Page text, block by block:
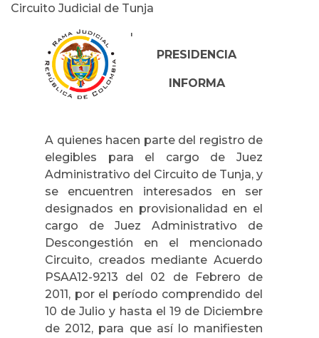
Circuito Judicial de Tunja
'
PRESIDENCIA
INFORMA
A quienes hacen parte del registro de
elegibles para el cargo de Juez
Administrativo del Circuito de Tunja, y
se encuentren interesados en ser
designados en provisionalidad en el
cargo de Juez Administrativo de
Descongestión en el mencionado
Circuito, creados mediante Acuerdo
PSAA12-9213 del 02 de Febrero de
2011, por el período comprendido del
10 de Julio y hasta el 19 de Diciembre
de 2012, para que así lo manifiesten